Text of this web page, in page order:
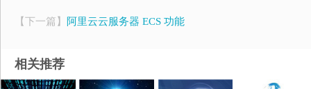
【下一篇】 阿里云云服务器 ECS 功能
相关推荐